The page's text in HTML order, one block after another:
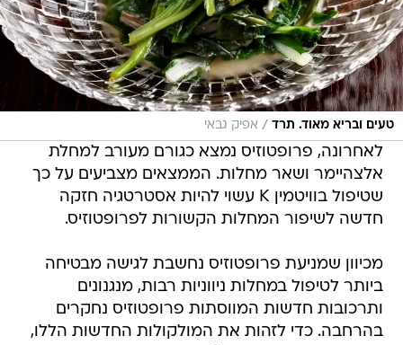
טעים ובריא מאוד. תרד / אפיק גבאי
לאחרונה, פרופטוזיס נמצא כגורם מעורב למחלת
אלצהיימר ושאר מחלות. הממצאים מצביעים על כך
שטיפול בוויטמין K עשוי להיות אסטרטגיה חזקה
חדשה לשיפור המחלות הקשורות לפרופטוזיס.
מכיוון שמניעת פרופטוזיס נחשבת לגישה מבטיחה
ביותר לטיפול במחלות ניווניות רבות, מנגנונים
ותרכובות חדשות המווסתות פרופטוזיס נחקרים
בהרחבה. כדי לזהות את המולקולות החדשות הללו,